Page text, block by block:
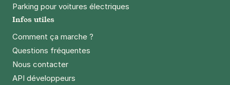
4,5(339 avis)
(tarifs dégressifs)
Réserver
Parking pour voitures électriques
Infos utiles
Comment ça marche ?
Questions fréquentes
Nous contacter
API développeurs